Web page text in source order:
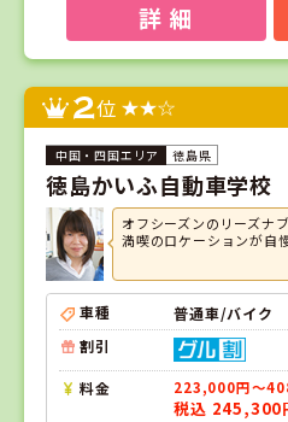
詳 細
2位
徳島県
徳島かいふ自動車学校
オフシーズンのリーズナ
満喫のロケーションが自慢
車種
普通車/バイク
割引
料金 223,000円～
税込 245,300